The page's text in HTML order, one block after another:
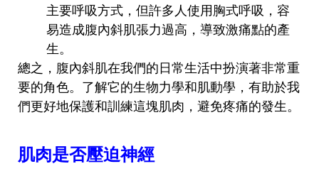
主要呼吸方式，但許多人使用胸式呼吸，容
易造成腹內斜肌張力過高，導致激痛點的產
生。
總之，腹內斜肌在我們的日常生活中扮演著非常重
要的角色。了解它的生物力學和肌動學，有助於我
們更好地保護和訓練這塊肌肉，避免疼痛的發生。
肌肉是否壓迫神經